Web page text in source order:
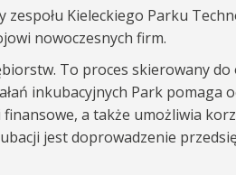
Kieleckiego Parku
nowoczesnych firm.
To proces skierowany
inkubacyjnych Park pomaga
a także umożliwia
jest doprowadzenie